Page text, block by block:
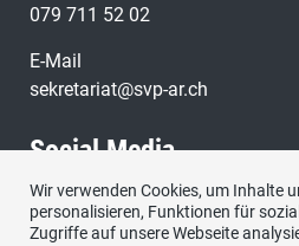
079 711 52 02
E-Mail
sekretariat@svp-ar.ch
Social Media
Wir verwenden Cookies, um Inhalte
personalisieren, Funktionen für
Zugriffe auf unsere Webseite